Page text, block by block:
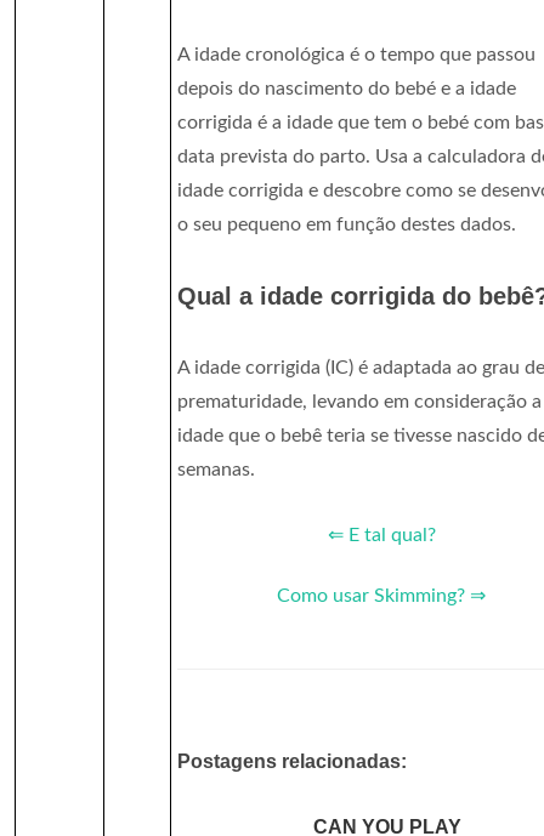
A idade cronológica é o tempo que passou
depois do nascimento do bebé e a idade
corrigida é a idade que tem o bebé com
data prevista do parto. Usa a calculadora
idade corrigida e descobre como se
o seu pequeno em função destes dados.
Qual a idade corrigida do
A idade corrigida (IC) é adaptada ao grau de
prematuridade, levando em consideração a
idade que o bebê teria se tivesse nascido
semanas.
⇐ E tal qual?
Como usar Skimming? ⇒
Postagens relacionadas:
CAN YOU PLAY